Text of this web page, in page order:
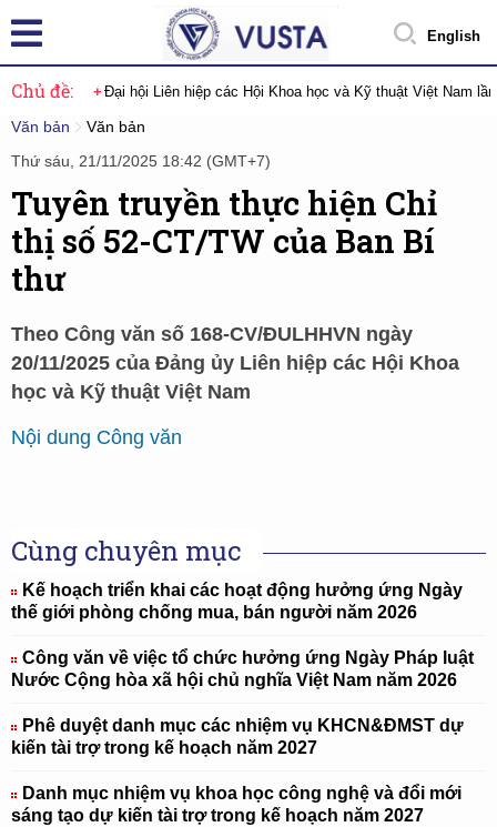
English
Chủ đề: Đại hội Liên hiệp các Hội Khoa học và Kỹ thuật Việt Nam
Văn bản
Văn bản
Thứ sáu, 21/11/2025 18:42 (GMT+7)
Tuyên truyền thực hiện Chỉ
thị số 52-CT/TW của Ban Bí
thư
Theo Công văn số 168-CV/ĐULHHVN ngày
20/11/2025 của Đảng ủy Liên hiệp các Hội Khoa
học và Kỹ thuật Việt Nam
Nội dung Công văn
Cùng chuyên mục
Kế hoạch triển khai các hoạt động hưởng ứng Ngày
thế giới phòng chống mua, bán người năm 2026
Công văn về việc tổ chức hưởng ứng Ngày Pháp luật
Nước Cộng hòa xã hội chủ nghĩa Việt Nam năm 2026
Phê duyệt danh mục các nhiệm vụ KHCN&ĐMST dự
kiến tài trợ trong kế hoạch năm 2027
Danh mục nhiệm vụ khoa học công nghệ và đổi mới
sáng tạo dự kiến tài trợ trong kế hoạch năm 2027